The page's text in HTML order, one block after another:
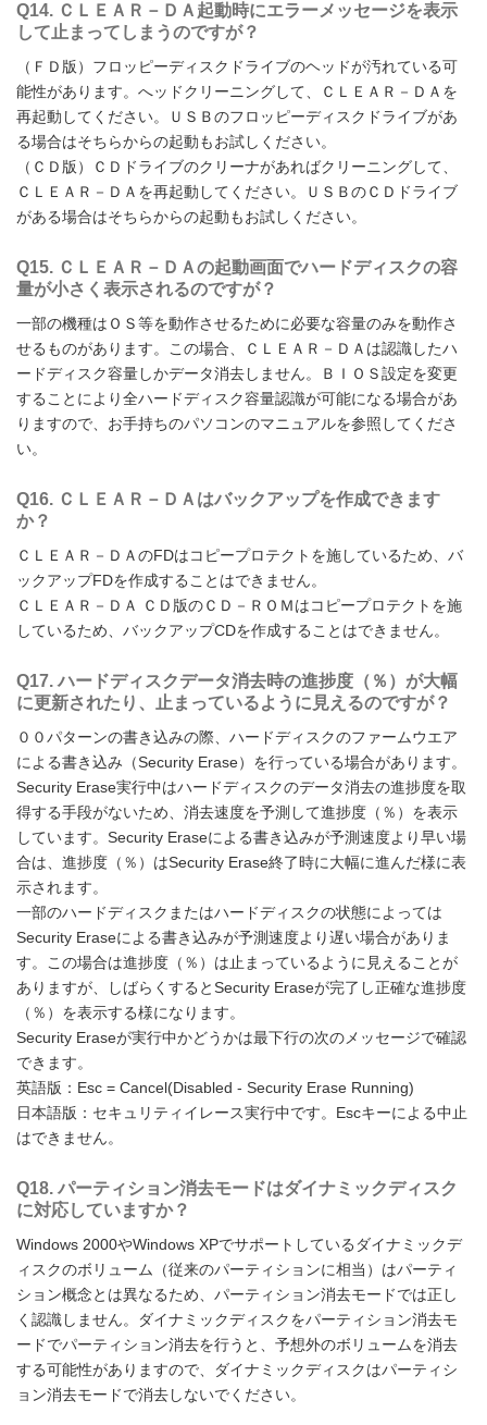
Q14. ＣＬＥＡＲ－ＤＡ起動時にエラーメッセージを表示
して止まってしまうのですが？
（ＦＤ版）フロッピーディスクドライブのヘッドが汚れている可
能性があります。へッドクリーニングして、ＣＬＥＡＲ－ＤＡを
再起動してください。ＵＳＢのフロッピーディスクドライブがあ
る場合はそちらからの起動もお試しください。
（ＣＤ版）ＣＤドライブのクリーナがあればクリーニングして、
ＣＬＥＡＲ－ＤＡを再起動してください。ＵＳＢのＣＤドライブ
がある場合はそちらからの起動もお試しください。
Q15. ＣＬＥＡＲ－ＤＡの起動画面でハードディスクの容
量が小さく表示されるのですが？
一部の機種はＯＳ等を動作させるために必要な容量のみを動作さ
せるものがあります。この場合、ＣＬＥＡＲ－ＤＡは認識したハ
ードディスク容量しかデータ消去しません。ＢＩＯＳ設定を変更
することにより全ハードディスク容量認識が可能になる場合があ
りますので、お手持ちのパソコンのマニュアルを参照してくださ
い。
Q16. ＣＬＥＡＲ－ＤＡはバックアップを作成できます
か？
ＣＬＥＡＲ－ＤＡのFDはコピープロテクトを施しているため、バ
ックアップFDを作成することはできません。
ＣＬＥＡＲ－ＤＡ ＣＤ版のＣＤ－ＲＯＭはコピープロテクトを施
しているため、バックアップCDを作成することはできません。
Q17. ハードディスクデータ消去時の進捗度（％）が大幅
に更新されたり、止まっているように見えるのですが？
００パターンの書き込みの際、ハードディスクのファームウエア
による書き込み（Security Erase）を行っている場合があります。
Security Erase実行中はハードディスクのデータ消去の進捗度を取
得する手段がないため、消去速度を予測して進捗度（％）を表示
しています。Security Eraseによる書き込みが予測速度より早い場
合は、進捗度（％）はSecurity Erase終了時に大幅に進んだ様に表
示されます。
一部のハードディスクまたはハードディスクの状態によっては
Security Eraseによる書き込みが予測速度より遅い場合がありま
す。この場合は進捗度（％）は止まっているように見えることが
ありますが、しばらくするとSecurity Eraseが完了し正確な進捗度
（％）を表示する様になります。
Security Eraseが実行中かどうかは最下行の次のメッセージで確認
できます。
英語版：Esc = Cancel(Disabled - Security Erase Running)
日本語版：セキュリティイレース実行中です。Escキーによる中止
はできません。
Q18. パーティション消去モードはダイナミックディスク
に対応していますか？
Windows 2000やWindows XPでサポートしているダイナミックデ
ィスクのボリューム（従来のパーティションに相当）はパーティ
ション概念とは異なるため、パーティション消去モードでは正し
く認識しません。ダイナミックディスクをパーティション消去モ
ードでパーティション消去を行うと、予想外のボリュームを消去
する可能性がありますので、ダイナミックディスクはパーティシ
ョン消去モードで消去しないでください。